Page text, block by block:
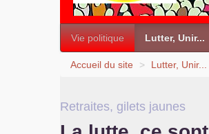
Vie politique Lutter, Unir...
Accueil du site > Lutter, Unir...
Retraites, gilets jaunes